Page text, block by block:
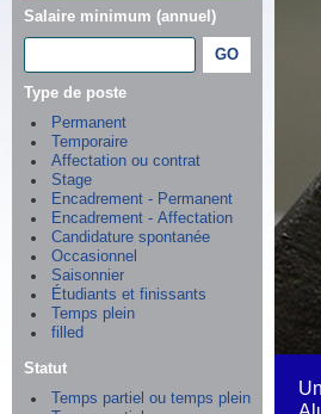
Salaire minimum (annuel)
Type de poste
Permanent
Temporaire
Affectation ou contrat
Stage
Encadrement - Permanent
Encadrement - Affectation
Candidature spontanée
Occasionnel
Saisonnier
Étudiants et finissants
Temps plein
filled
Statut
Temps partiel ou temps plein